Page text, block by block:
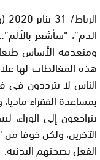
الدم”، “سأشعر
ومنعدمة الأساس
هذه المغالطات لها
الناس لا يترددون في
بمساعدة الفقراء
يتراجعون إلى
الآخرين، ولكن خوفا
الفعل بصحتهم البدنية.